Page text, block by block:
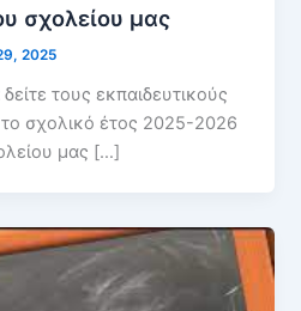
σχολείου μας
2025
τους εκπαιδευτικούς
σχολικό έτος 2025-2026
μας […]